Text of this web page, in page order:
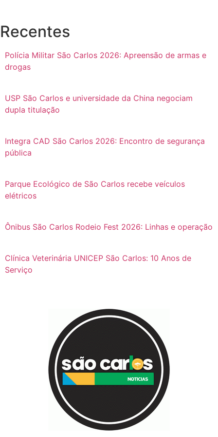
Recentes
Polícia Militar São Carlos 2026: Apreensão de armas e
drogas
USP São Carlos e universidade da China negociam
dupla titulação
Integra CAD São Carlos 2026: Encontro de segurança
pública
Parque Ecológico de São Carlos recebe veículos
elétricos
Ônibus São Carlos Rodeio Fest 2026: Linhas e operação
Clínica Veterinária UNICEP São Carlos: 10 Anos de
Serviço